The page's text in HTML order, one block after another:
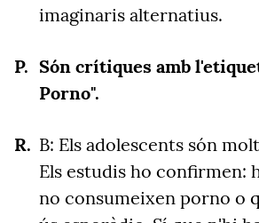
imaginaris alternatius.
Són crítiques amb
Porno".
B: Els adolescents són
Els estudis ho confirmen:
no consumeixen porno o